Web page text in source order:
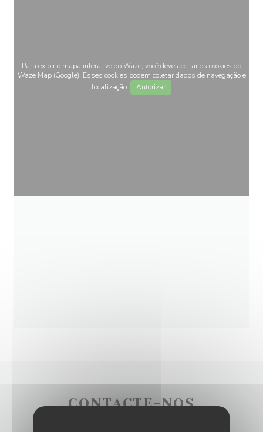
Para exibir o mapa interativo do Waze, você deve aceitar os cookies do
Waze Map (Google). Esses cookies podem coletar dados de navegação e
localização.
Autorizar
CONTACTE-NOS